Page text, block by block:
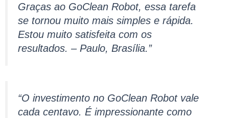
Graças ao GoClean Robot, essa tarefa
se tornou muito mais simples e rápida.
Estou muito satisfeita com os
resultados. – Paulo, Brasília.”
“O investimento no GoClean Robot vale
cada centavo. É impressionante como